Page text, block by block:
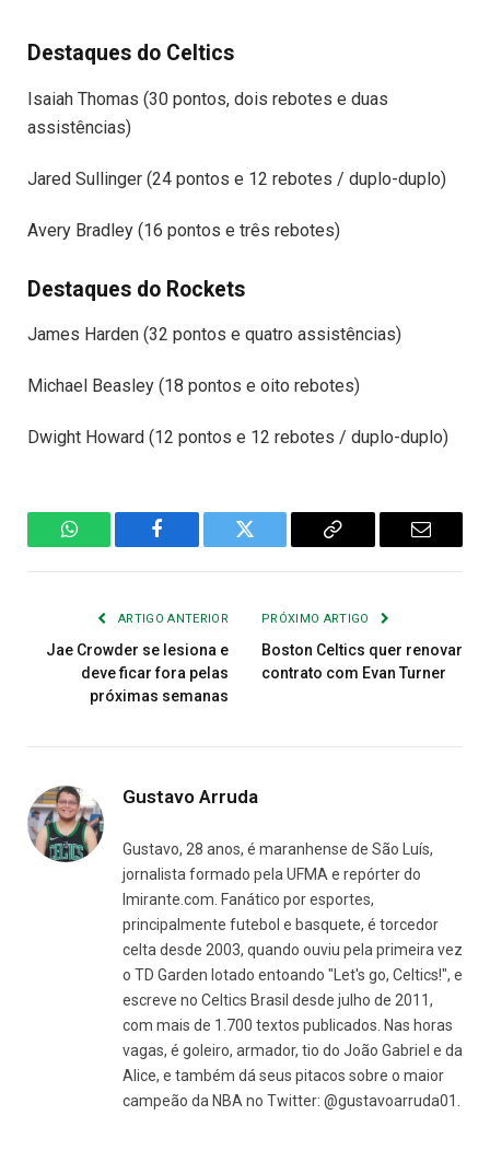
Destaques do Celtics
Isaiah Thomas (30 pontos, dois rebotes e duas
assistências)
Jared Sullinger (24 pontos e 12 rebotes / duplo-duplo)
Avery Bradley (16 pontos e três rebotes)
Destaques do Rockets
James Harden (32 pontos e quatro assistências)
Michael Beasley (18 pontos e oito rebotes)
Dwight Howard (12 pontos e 12 rebotes / duplo-duplo)
WhatsAppFacebook Twitter
Copiar
E-
ARTIGO ANTERIOR
Jae Crowder se lesiona e
deve ficar fora pelas
próximas semanas
PRÓXIMO ARTIGO
Boston Celtics quer renovar
contrato com Evan Turner
Gustavo Arruda
Gustavo, 28 anos, é maranhense de São Luís,
jornalista formado pela UFMA e repórter do
Imirante.com. Fanático por esportes,
principalmente futebol e basquete, é torcedor
celta desde 2003, quando ouviu pela primeira vez
o TD Garden lotado entoando "Let's go, Celtics!", e
escreve no Celtics Brasil desde julho de 2011,
com mais de 1.700 textos publicados. Nas horas
vagas, é goleiro, armador, tio do João Gabriel e da
Alice, e também dá seus pitacos sobre o maior
campeão da NBA no Twitter: @gustavoarruda01.